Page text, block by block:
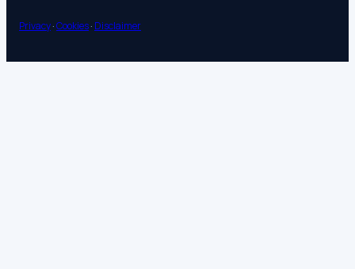
Privacy·Cookies· Disclaimer